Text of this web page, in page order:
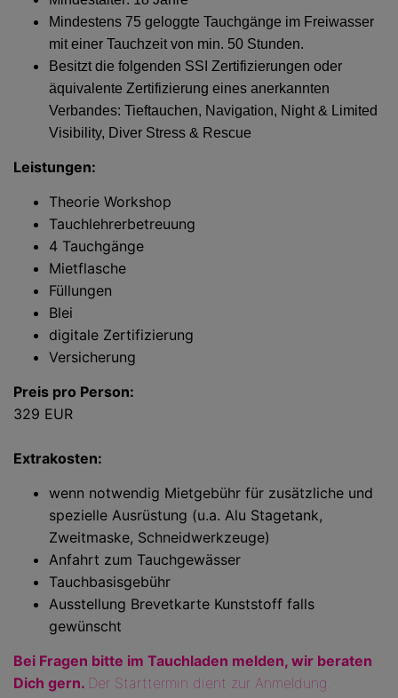
Mindestens 75 geloggte Tauchgänge im Freiwasser
mit einer Tauchzeit von min. 50 Stunden.
Besitzt die folgenden SSI Zertifizierungen oder
äquivalente Zertifizierung eines anerkannten
Verbandes: Tieftauchen, Navigation, Night & Limited
Visibility, Diver Stress & Rescue
Leistungen:
Theorie Workshop
Tauchlehrerbetreuung
4 Tauchgänge
Mietflasche
Füllungen
Blei
digitale Zertifizierung
Versicherung
Preis pro Person:
329 EUR
Extrakosten:
wenn notwendig Mietgebühr für zusätzliche und
spezielle Ausrüstung (u.a. Alu Stagetank,
Zweitmaske, Schneidwerkzeuge)
Anfahrt zum Tauchgewässer
Tauchbasisgebühr
Ausstellung Brevetkarte Kunststoff falls
gewünscht
Bei Fragen bitte im Tauchladen melden, wir beraten
Dich gern. Der Starttermin dient zur Anmeldung.